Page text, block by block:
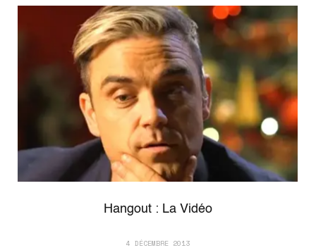
Hangout : La Vidéo
4 DÉCEMBRE 2013